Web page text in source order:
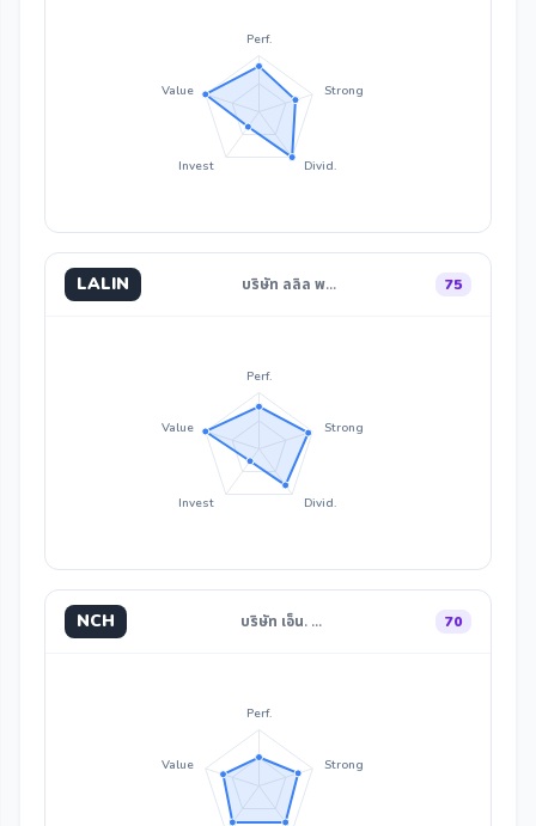
Perf.
Strong
Divid.
Invest
Value
LALIN บริษัท ลลิล พ… 75
Perf.
Strong
Divid.
Invest
Value
NCH บริษัท เอ็น. … 70
Perf.
Strong
Value